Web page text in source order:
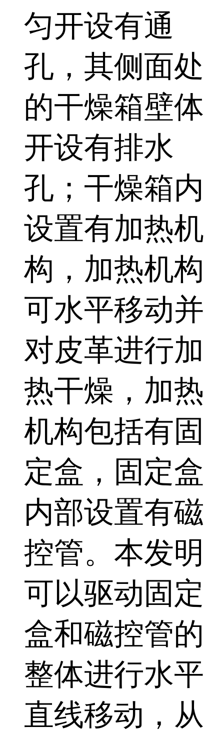
匀开设有通
孔，其侧面处
的干燥箱壁体
开设有排水
孔；干燥箱内
设置有加热机
构，加热机构
可水平移动并
对皮革进行加
热干燥，加热
机构包括有固
定盒，固定盒
内部设置有磁
控管。本发明
可以驱动固定
盒和磁控管的
整体进行水平
直线移动，从